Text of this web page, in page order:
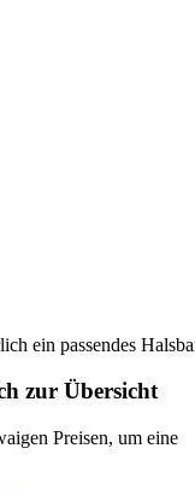
ein passendes
zur Übersicht
Preisen, um eine